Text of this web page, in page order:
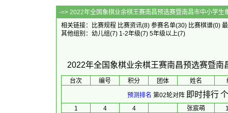
-=> 2022年全国象棋业余棋王赛南昌预选赛暨南昌市中小
相关链接：
比赛规程 比赛资讯(8) 参赛名单(30) 比赛棋谱(0)
其他组别： 幼儿组(7) 1-2年级(7) 5年级以上(7)
2022年全国象棋业余棋王赛南昌预选赛暨
台次 编号 积分 团体 姓名
预测排名 第02轮对阵 即时排行
1 4 4 张宸萌